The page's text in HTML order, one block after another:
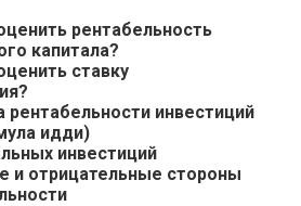
рентабельность
капитала?
ставку
рентабельности инвестиций
идди)
инвестиций
и отрицательные стороны